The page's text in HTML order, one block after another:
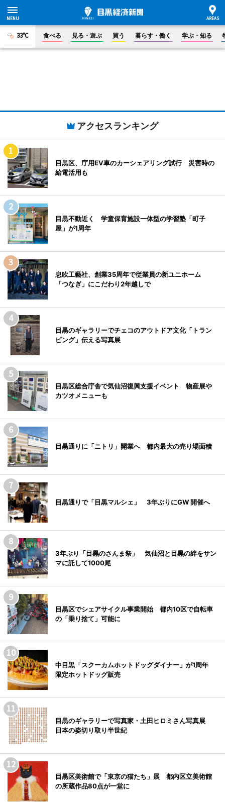
33°C 食べる 見る・遊ぶ 買う 暮らす・働く 学ぶ・知る
アクセスランキング
目黒区、庁用EV車のカーシェアリング試行 災害時の
給電活用も
目黒不動近く 学童保育施設一体型の学習塾「町子
屋」が1周年
息吹工藝社、創業35周年で従業員の新ユニホーム
「つなぎ」にこだわり2年越しで
目黒のギャラリーでチェコのアウトドア文化「トラン
ピング」伝える写真展
目黒区総合庁舎で気仙沼復興支援イベント 物産展や
カツオメニューも
目黒通りに「ニトリ」開業へ 都内最大の売り場面積
目黒通りで「目黒マルシェ」 3年ぶりにGW 開催へ
3年ぶり「目黒のさんま祭」 気仙沼と目黒の絆をサン
マに託して1000尾
目黒区でシェアサイクル事業開始 都内10区で自転車
の「乗り捨て」可能に
中目黒「スクーカムホットドッグダイナー」が1周年
限定ホットドッグ販売
目黒のギャラリーで写真家・土田ヒロミさん写真展
日本の姿切り取り半世紀
目黒区美術館で「東京の猫たち」展 都内区立美術館
の所蔵作品80点が一堂に